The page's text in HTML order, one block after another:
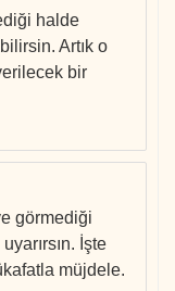
halde
Artık o
bir
görmediği
İşte
müjdele.